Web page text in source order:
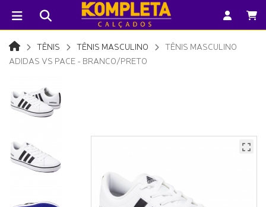
TÊNIS TÊNIS MASCULINO
TÊNIS MASCULINO
ADIDAS VS PACE - BRANCO/PRETO